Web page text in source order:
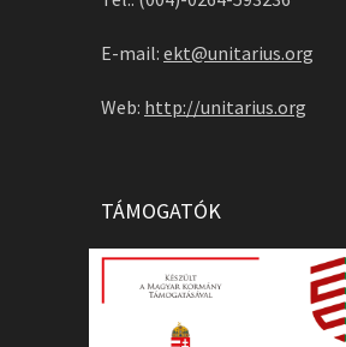
E-mail: ekt@unitarius.org
Web: http://unitarius.org
TÁMOGATÓK